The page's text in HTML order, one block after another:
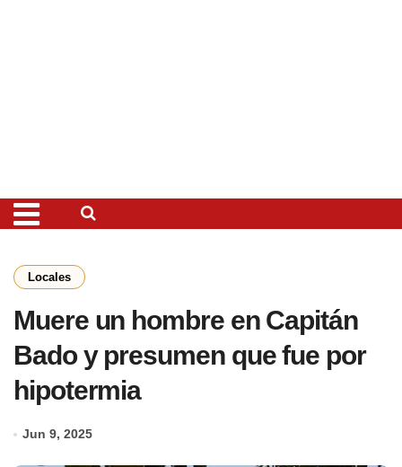
Locales
Muere un hombre en Capitán
Bado y presumen que fue por
hipotermia
Jun 9, 2025